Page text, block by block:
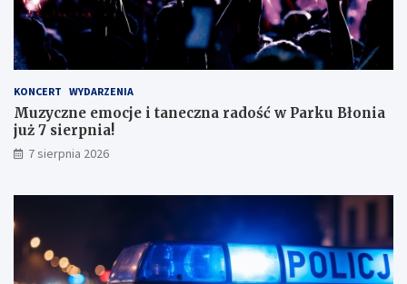
o
n
a
ł
m
i
w
y
k
a
m
KONCERT WYDARZENIA
Muzyczne emocje i taneczna radość w Parku Błonia
już 7 sierpnia!
7 sierpnia 2026